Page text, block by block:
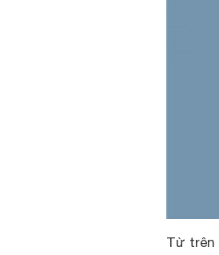
Từ trên